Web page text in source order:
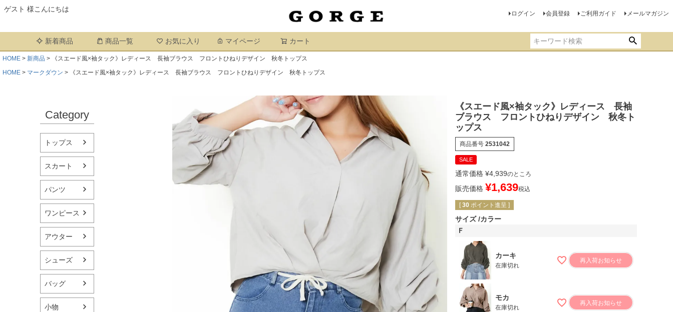
ゲスト 様こんにちは
ログイン 会員登録 ご利用ガイド メールマガジン
新着商品 商品一覧 お気に入り マイページ カート
HOME 新商品
《スエード風×袖タック》レディース 長袖ブラウス フロントひねりデザイン 秋冬トップス
HOME
マークダウン 《スエード風×袖タック》レディース 長袖ブラウス フロントひねりデザイン 秋冬トップス
Category
トップス
スカート
パンツ
ワンピース
アウター
シューズ
バッグ
小物
《スエード風×袖タック》レディース 長袖
ブラウス フロントひねりデザイン 秋冬ト
ップス
商品番号 2531042
SALE
通常価格 ¥4,939のところ
販売価格 ¥1,639税込
[ 30 ポイント進呈 ]
サイズ カラー
Ｆ
カーキ
在庫切れ
再入荷お知らせ
モカ
在庫切れ
再入荷お知らせ